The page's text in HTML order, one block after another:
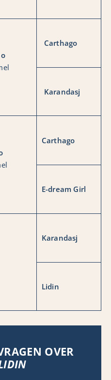
Carthago
Karandasj
Carthago
E-dream Girl
Karandasj
Lidin
OVER